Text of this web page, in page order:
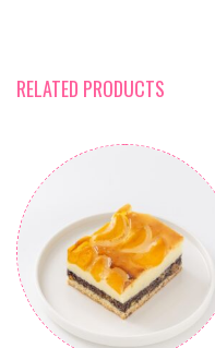
RELATED PRODUCTS